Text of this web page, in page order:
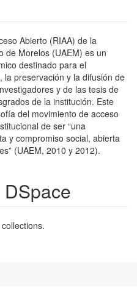
Abierto (RIAA) de la
de Morelos (UAEM) es un
destinado para el
preservación y la difusión de
y de las tesis de
de la institución. Este
del movimiento de acceso
de ser “una
y compromiso social, abierta
(UAEM, 2010 y 2012).